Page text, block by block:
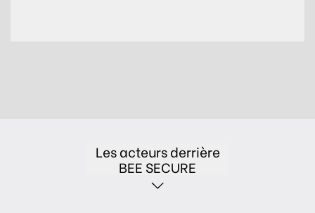
Les acteurs derrière
BEE SECURE